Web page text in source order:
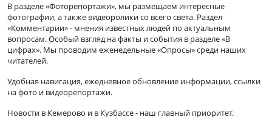
В разделе «Фоторепортажи», мы размещаем интересные
фотографии, а также видеоролики со всего света. Раздел
«Комментарии» - мнения известных людей по актуальным
вопросам. Особый взгляд на факты и события в разделе «В
цифрах». Мы проводим еженедельные «Опросы» среди наших
читателей.
Удобная навигация, ежедневное обновление информации, ссылки
на фото и видеорепортажи.
Новости в Кемерово и в Кузбассе - наш главный приоритет.